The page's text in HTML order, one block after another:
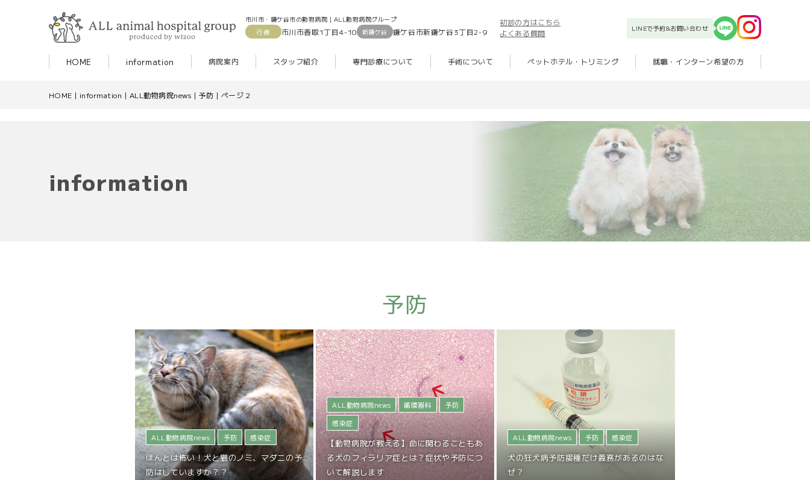
市川市・鎌ケ谷市の動物病院｜ALL動物病院グループ
行徳
市川市香取1丁目4-10 新鎌ケ谷 鎌ケ谷市新鎌ケ谷3丁目2-9
初診の方はこちら
よくある質問
LINEで予約&お問い合わせ
HOME information 病院案内 スタッフ紹介 専門診療について 手術について ペットホテル・トリミング 就職・インターン希望の方
HOME | information | ALL動物病院news | 予防 | ページ 2
information
予防
ALL動物病院news 予防 感染症
ほんとは怖い！犬と猫のノミ、マダニの予
防はしていますか？？
ALL動物病院news 循環器科
予防
感染症
【動物病院が教える】命に関わることもあ
る犬のフィラリア症とは？症状や予防につ
いて解説します
ALL動物病院news 予防 感染症
犬の狂犬病予防接種だけ義務があるのはな
ぜ？